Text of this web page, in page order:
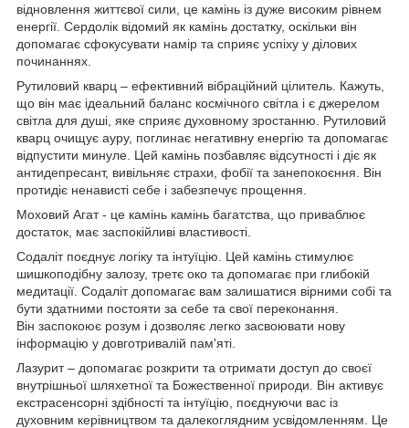
відновлення життєвої сили, це камінь із дуже високим рівнем
енергії. Сердолік відомий як камінь достатку, оскільки він
допомагає сфокусувати намір та сприяє успіху у ділових
починаннях.
Рутиловий кварц – ефективний вібраційний цілитель. Кажуть,
що він має ідеальний баланс космічного світла і є джерелом
світла для душі, яке сприяє духовному зростанню. Рутиловий
кварц очищує ауру, поглинає негативну енергію та допомагає
відпустити минуле. Цей камінь позбавляє відсутності і діє як
антидепресант, вивільняє страхи, фобії та занепокоєння. Він
протидіє ненависті себе і забезпечує прощення.
Моховий Агат - це камінь камінь багатства, що приваблює
достаток, має заспокійливі властивості.
Содаліт поєднує логіку та інтуїцію. Цей камінь стимулює
шишкоподібну залозу, третє око та допомагає при глибокій
медитації. Содаліт допомагає вам залишатися вірними собі та
бути здатними постояти за себе та свої переконання.
Він заспокоює розум і дозволяє легко засвоювати нову
інформацію у довготривалій пам'яті.
Лазурит – допомагає розкрити та отримати доступ до своєї
внутрішньої шляхетної та Божественної природи. Він активує
екстрасенсорні здібності та інтуїцію, поєднуючи вас із
духовним керівництвом та далекоглядним усвідомленням. Це